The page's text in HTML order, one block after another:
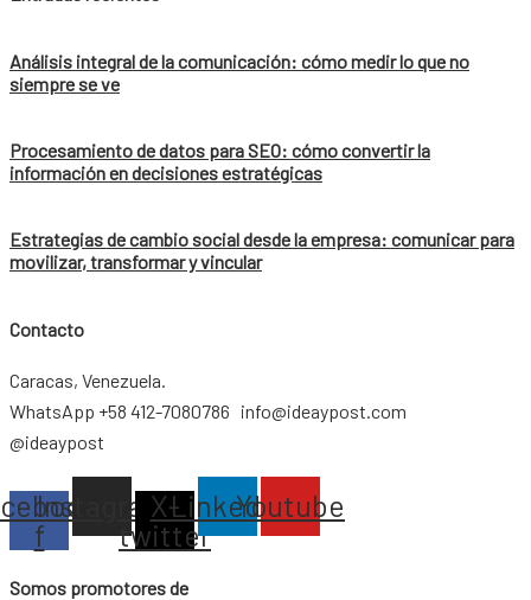
Análisis integral de la comunicación: cómo medir lo que no
siempre se ve
Procesamiento de datos para SEO: cómo convertir la
información en decisiones estratégicas
Estrategias de cambio social desde la empresa: comunicar para
movilizar, transformar y vincular
Contacto
Caracas, Venezuela.
WhatsApp +58 412-7080786 info@ideaypost.com
@ideaypost
f
InstagramX-
twitter
LinkedinYoutube
Somos promotores de